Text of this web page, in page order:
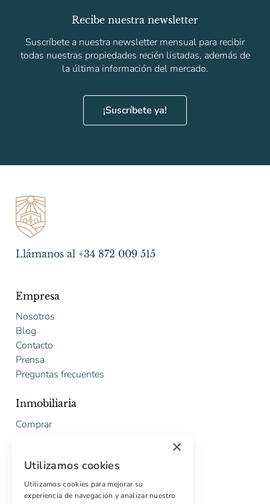
Recibe nuestra newsletter
Suscríbete a nuestra newsletter mensual para recibir
todas nuestras propiedades recién listadas, además de
la última información del mercado.
¡Suscríbete ya!
Llámanos al +34 872 009 515
Empresa
Nosotros
Blog
Contacto
Prensa
Preguntas frecuentes
Inmobiliaria
Comprar
Presupuesto gratuito de rehabilitación
Servicios
×
Utilizamos cookies
Utilizamos cookies para mejorar su
experiencia de navegación y analizar nuestro